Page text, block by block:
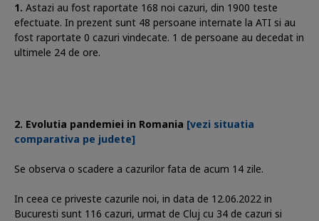
Astazi au fost raportate 168 noi cazuri, din 1900 teste
efectuate. In prezent sunt 48 persoane internate la ATI si au
fost raportate 0 cazuri vindecate. 1 de persoane au decedat in
ultimele 24 de ore.
Evolutia pandemiei in Romania [vezi situatia
comparativa pe judete]
Se observa o scadere a cazurilor fata de acum 14 zile.
In ceea ce priveste cazurile noi, in data de 12.06.2022 in
Bucuresti sunt 116 cazuri, urmat de Cluj cu 34 de cazuri si